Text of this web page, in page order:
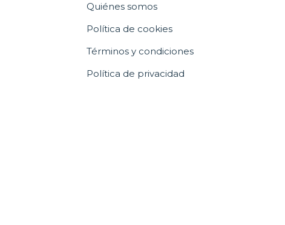
Quiénes somos
Política de cookies
Términos y condiciones
Política de privacidad